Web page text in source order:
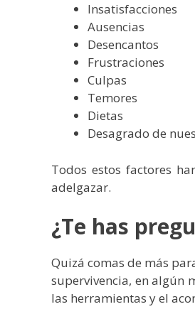
Insatisfacciones
Ausencias
Desencantos
Frustraciones
Culpas
Temores
Dietas
Desagrado de
Todos estos factores
adelgazar.
¿Te has
Quizá comas de más
supervivencia, en algún
las herramientas y el